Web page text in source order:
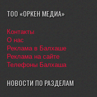
ТОО «ОРКЕН МЕДИА»
Контакты
О нас
Реклама в Балхаше
Реклама на сайте
Телефоны Балхаша
НОВОСТИ ПО РАЗДЕЛАМ